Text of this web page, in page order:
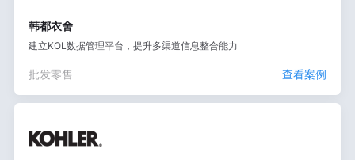
韩都衣舍
建立KOL数据管理平台，提升多渠道信息整合能力
批发零售 查看案例